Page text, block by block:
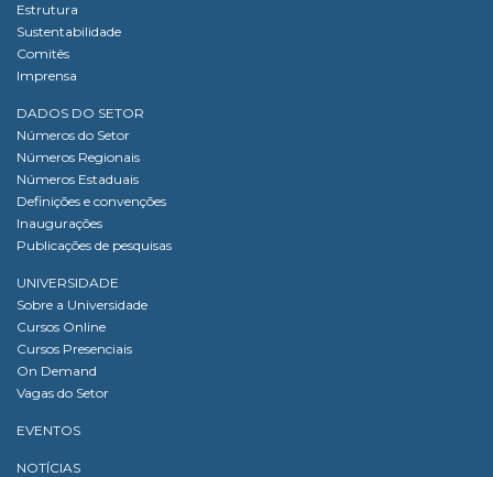
Estrutura
Sustentabilidade
Comitês
Imprensa
DADOS DO SETOR
Números do Setor
Números Regionais
Números Estaduais
Definições e convenções
Inaugurações
Publicações de pesquisas
UNIVERSIDADE
Sobre a Universidade
Cursos Online
Cursos Presenciais
On Demand
Vagas do Setor
EVENTOS
NOTÍCIAS